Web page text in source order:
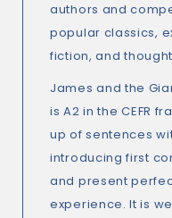
authors and
popular classics,
fiction, and
James and the
is A2 in the CEFR
up of sentences
introducing first
and present
experience. It is